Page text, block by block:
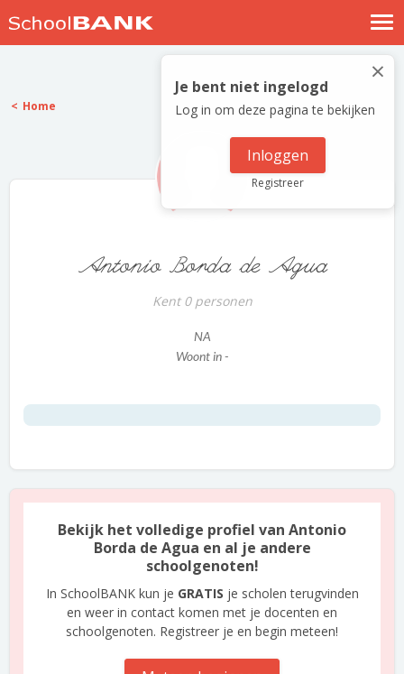
Nostalgische verhalen
Log in
Meld je gratis aan
×
Je bent niet ingelogd
Log in om deze pagina te bekijken
Inloggen
Registreer
Home
Antonio Borda de Agua
Kent 0 personen
NA
Woont in -
Bekijk het volledige profiel van Antonio
Borda de Agua en al je andere
schoolgenoten!
In SchoolBANK kun je GRATIS je scholen terugvinden
en weer in contact komen met je docenten en
schoolgenoten. Registreer je en begin meteen!